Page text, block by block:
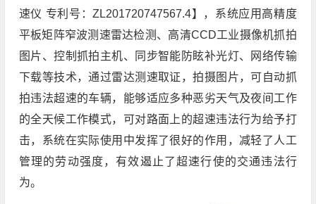
速仪 专利号：ZL201720747567.4】，系统应用高精度
平板矩阵窄波测速雷达检测、高清CCD工业摄像机抓拍
图片、控制抓拍主机、同步智能防眩补光灯、网络传输
下载等技术，通过雷达测速取证，拍摄图片，可自动抓
拍违法超速的车辆，能够适应多种恶劣天气及夜间工作
的全天候工作模式，可对路面上的超速违法行为给予打
击，系统在实际使用中发挥了很好的作用，减轻了人工
管理的劳动强度，有效遏止了超速行使的交通违法行
为。